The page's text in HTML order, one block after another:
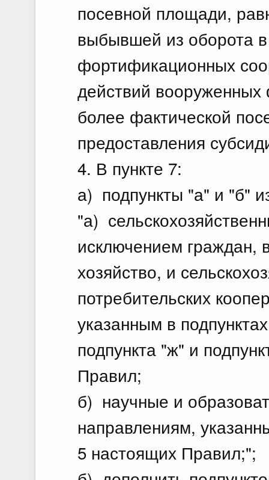
посевной площади,
выбывшей из оборота
фортификационных
действий
более фактической
предоставления
4. В пункте 7:
а) подпункты "а" и "б"
"а)
исключением граждан,
хозяйство, и
потребительских
указанным в
подпункта "ж" и
Правил;
б) научные и
направлениям,
5 настоящих Правил;";